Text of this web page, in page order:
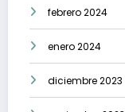
febrero 2024
enero 2024
diciembre 2023